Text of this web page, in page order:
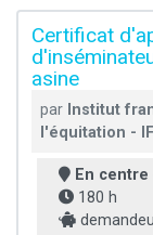
Certificat
asine
par Institut
l'équitation -
En centre
180 h